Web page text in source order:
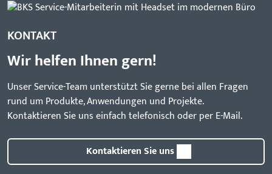
KONTAKT
Wir helfen Ihnen gern!
Unser Service-Team unterstützt Sie gerne bei allen Fragen
rund um Produkte, Anwendungen und Projekte.
Kontaktieren Sie uns einfach telefonisch oder per E-Mail.
Kontaktieren Sie uns